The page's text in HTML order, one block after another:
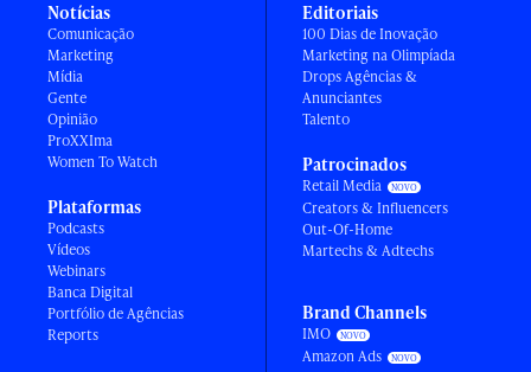
Notícias
Comunicação
Marketing
Mídia
Gente
Opinião
ProXXIma
Women To Watch
Plataformas
Podcasts
Vídeos
Webinars
Banca Digital
Portfólio de Agências
Reports
Editoriais
100 Dias de Inovação
Marketing na Olimpíada
Drops Agências &
Anunciantes
Talento
Patrocinados
Retail Media
Creators & Influencers
Out-Of-Home
Martechs & Adtechs
Brand Channels
IMO
Amazon Ads